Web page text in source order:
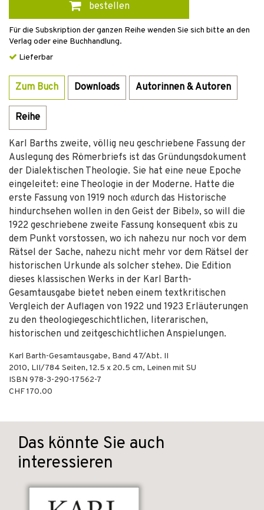
bestellen
Für die Subskription der ganzen Reihe wenden Sie sich bitte an den
Verlag oder eine Buchhandlung.
Lieferbar
Zum Buch Downloads Autorinnen & Autoren
Reihe
Karl Barths zweite, völlig neu geschriebene Fassung der
Auslegung des Römerbriefs ist das Gründungsdokument
der Dialektischen Theologie. Sie hat eine neue Epoche
eingeleitet: eine Theologie in der Moderne. Hatte die
erste Fassung von 1919 noch «durch das Historische
hindurchsehen wollen in den Geist der Bibel», so will die
1922 geschriebene zweite Fassung konsequent «bis zu
dem Punkt vorstossen, wo ich nahezu nur noch vor dem
Rätsel der Sache, nahezu nicht mehr vor dem Rätsel der
historischen Urkunde als solcher stehe». Die Edition
dieses klassischen Werks in der Karl Barth-
Gesamtausgabe bietet neben einem textkritischen
Vergleich der Auflagen von 1922 und 1923 Erläuterungen
zu den theologiegeschichtlichen, literarischen,
historischen und zeitgeschichtlichen Anspielungen.
Karl Barth-Gesamtausgabe, Band 47/Abt. II
2010, LII/784 Seiten, 12.5 x 20.5 cm, Leinen mit SU
ISBN 978-3-290-17562-7
CHF 170.00
Das könnte Sie auch
interessieren